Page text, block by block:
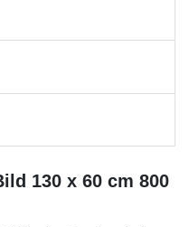
130 x 60 cm 800